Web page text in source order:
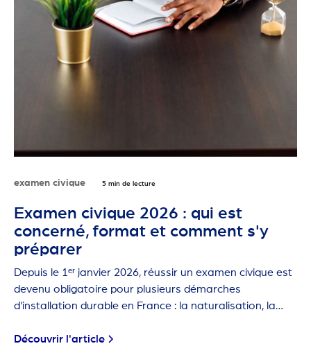
examen civique 5 min de lecture
Examen civique 2026 : qui est
concerné, format et comment s'y
préparer
Depuis le 1ᵉʳ janvier 2026, réussir un examen civique est
devenu obligatoire pour plusieurs démarches
d'installation durable en France : la naturalisation, la
séjour pluriannuelle.
Découvrir l'article